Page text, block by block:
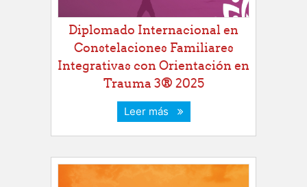
Diplomado Internacional en
Constelaciones Familiares
Integrativas con Orientación en
Trauma 3® 2025
Leer más